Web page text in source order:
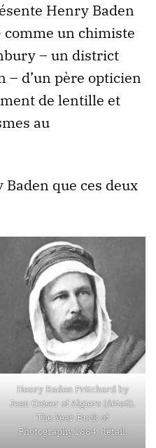
Henry Baden
un chimiste
– un district
– d’un père opticien
de lentille et
au
que ces deux
Henry Baden Pritchard by
Jean Geiser of Algiers (détail),
The Year-Book of
Photography,1884, détail.